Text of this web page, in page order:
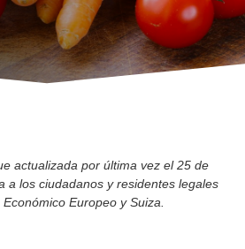
actualizada por última vez el 25 de
a los ciudadanos y residentes legales
Europeo y Suiza.